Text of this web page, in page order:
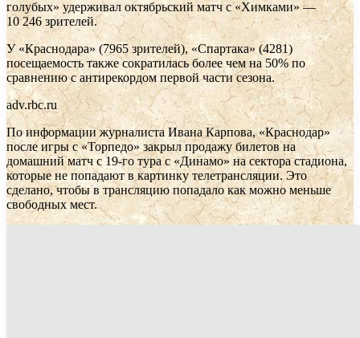
голубых» удерживал октябрьский матч с «Химками» —
10 246 зрителей.
У «Краснодара» (7965 зрителей), «Спартака» (4281)
посещаемость также сократилась более чем на 50% по
сравнению с антирекордом первой части сезона.
adv.rbc.ru
По информации журналиста Ивана Карпова, «Краснодар»
после игры с «Торпедо» закрыл продажу билетов на
домашний матч с 19-го тура с «Динамо» на сектора стадиона,
которые не попадают в картинку телетрансляции. Это
сделано, чтобы в трансляцию попадало как можно меньше
свободных мест.